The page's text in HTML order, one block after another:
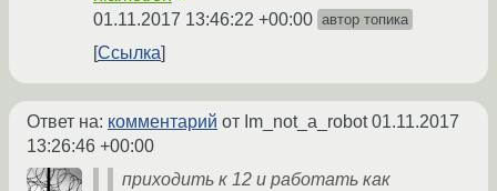
01.11.2017 13:46:22 +00:00 автор топика
Ссылка
Ответ на: комментарий от Im_not_a_robot01.11.2017
13:26:46 +00:00
приходить к 12 и работать как